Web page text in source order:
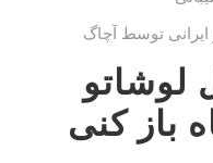
توسط آچاگ
لوشاتو
چاه باز کنی